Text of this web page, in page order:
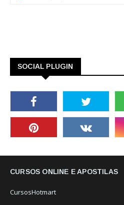
SOCIAL PLUGIN
CURSOS ONLINE E APOSTILAS
CursosHotmart